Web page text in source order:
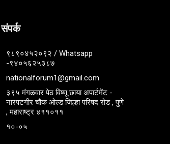
संपर्क
९८९०४५२०९२ / Whatsapp
-९४०५६२५३८७
nationalforum1@gmail.com
३९५ मंगळवार पेठ विष्णू छाया अपार्टमेंट -
नारपटगीर चौक ओल्ड जिल्हा परिषद रोड , पुणे
, महाराष्ट्र ४११०११
१०-०५